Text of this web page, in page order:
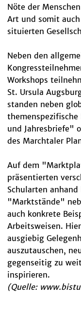
Nöte der
Art und somit
situierten
Neben den
Workshops
St. Ursula
standen neben
und Jahresbriefe"
des Marchtaler
Auf dem
präsentierten
Schularten
"Marktstände"
auch konkrete
Arbeitsweisen.
ausgiebig
auszutauschen,
gegenseitig zu
inspirieren.
(Quelle: